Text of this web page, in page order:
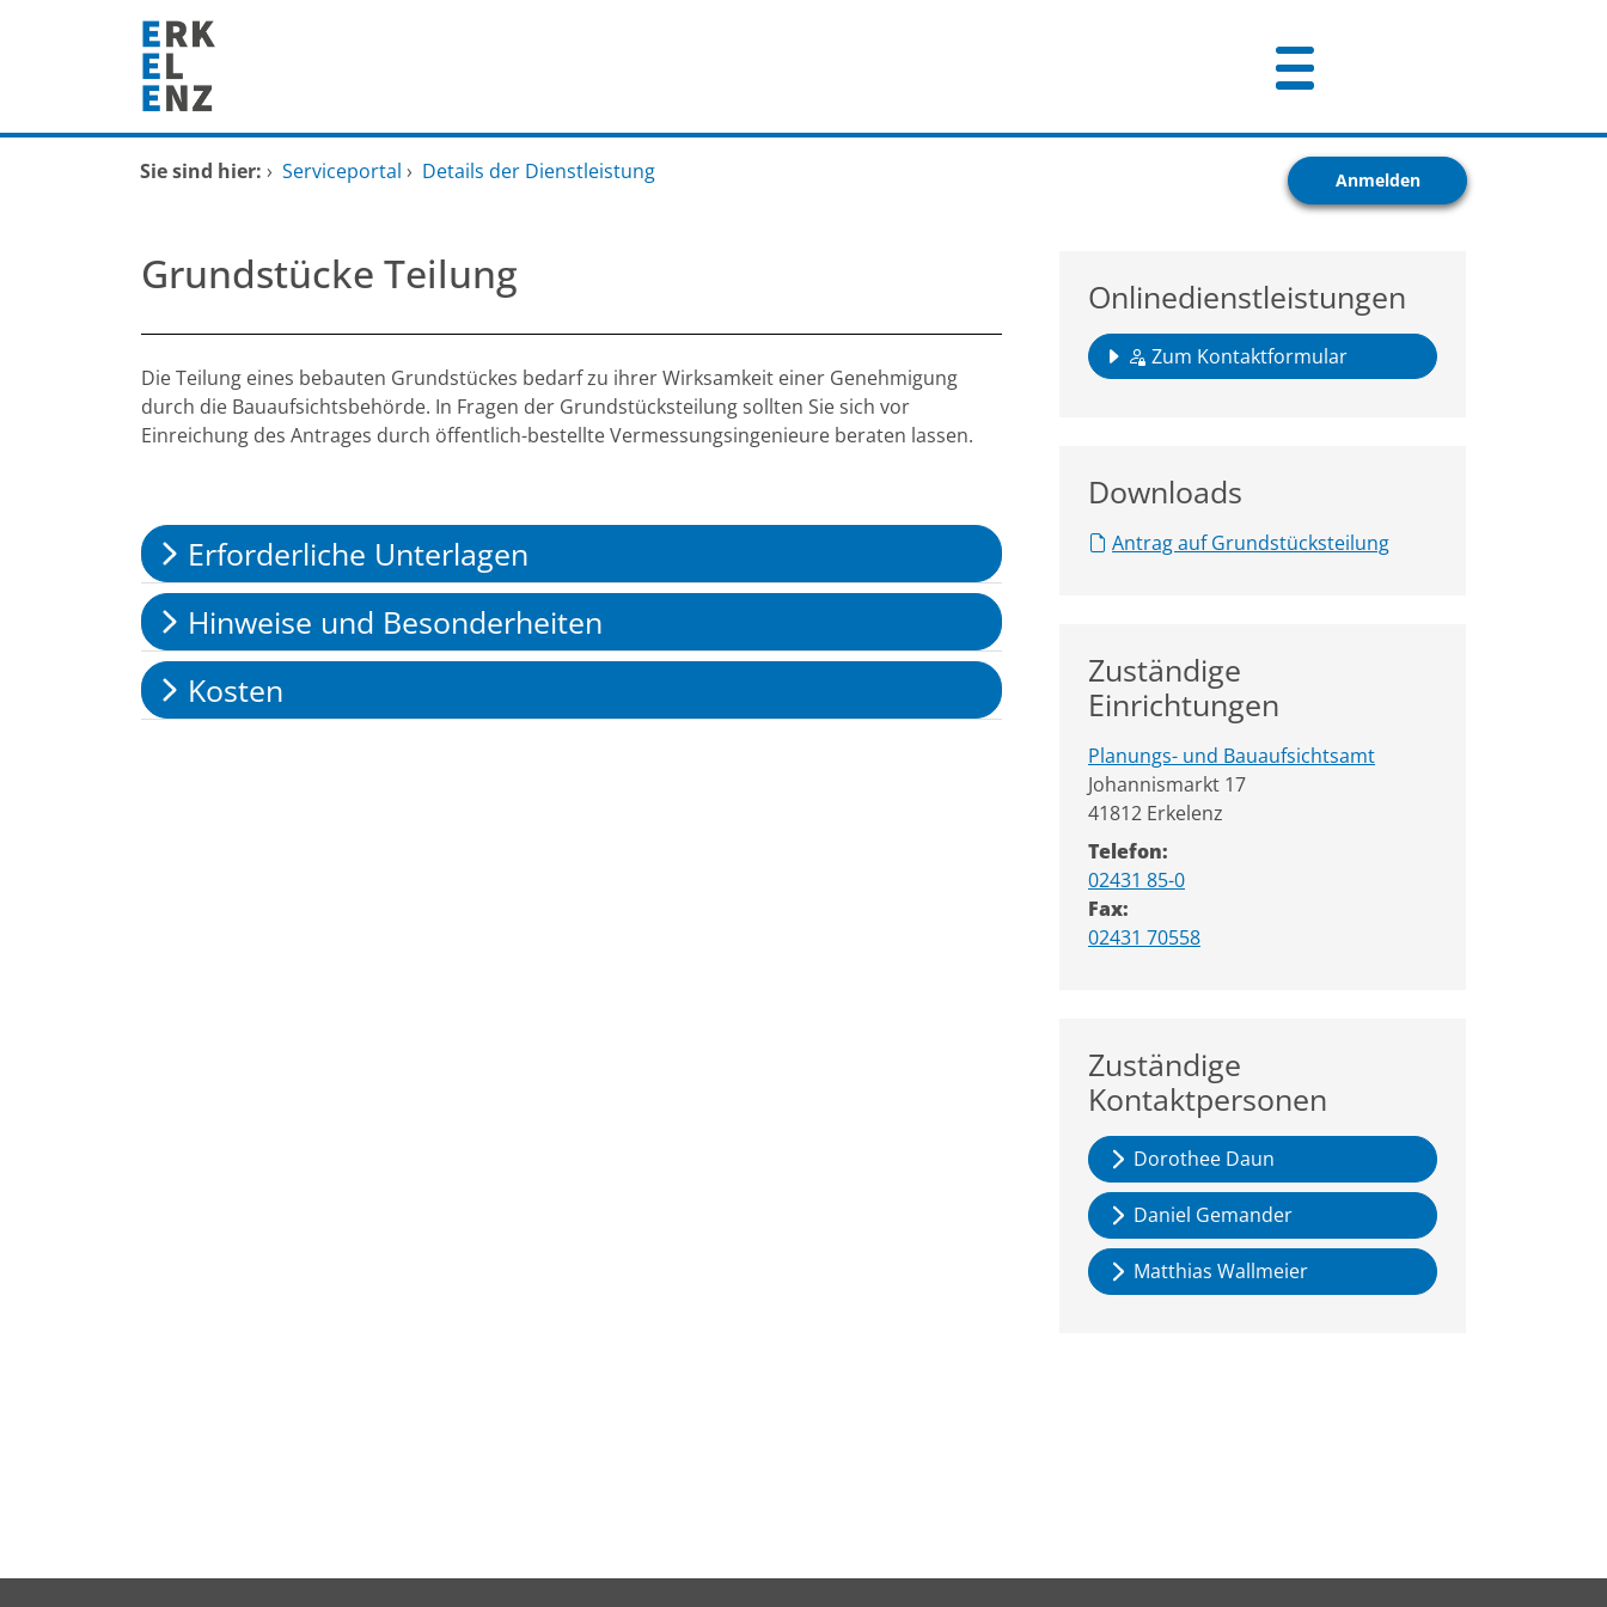
Zum Hauptinhalt springen
Startseite
Mitarbeitende A-Z
FAQ
Sie sind hier: › Serviceportal › Details der Dienstleistung Anmelden
Grundstücke Teilung
Beschreibung
Die Teilung eines bebauten Grundstückes bedarf zu ihrer Wirksamkeit einer Genehmigung
durch die Bauaufsichtsbehörde. In Fragen der Grundstücksteilung sollten Sie sich vor
Einreichung des Antrages durch öffentlich-bestellte Vermessungsingenieure beraten lassen.
Erforderliche Unterlagen
Hinweise und Besonderheiten
Kosten
Onlinedienstleistungen
Zum Kontaktformular
Downloads
Antrag auf Grundstücksteilung
Zuständige
Einrichtungen
Planungs- und Bauaufsichtsamt
Straße:
Johannismarkt Hausnummer:
17
PLZ:
41812 Ort:
Erkelenz
Telefon:
02431 85-0
Fax:
02431 70558
Zuständige
Kontaktpersonen
Dorothee Daun
Daniel Gemander
Matthias Wallmeier